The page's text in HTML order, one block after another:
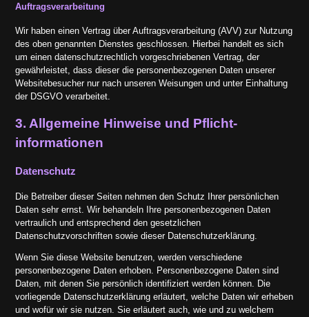
Auftragsverarbeitung
Wir haben einen Vertrag über Auftragsverarbeitung (AVV) zur Nutzung
des oben genannten Dienstes geschlossen. Hierbei handelt es sich
um einen datenschutzrechtlich vorgeschriebenen Vertrag, der
gewährleistet, dass dieser die personenbezogenen Daten unserer
Websitebesucher nur nach unseren Weisungen und unter Einhaltung
der DSGVO verarbeitet.
3. Allgemeine Hinweise und Pflicht­
informationen
Datenschutz
Die Betreiber dieser Seiten nehmen den Schutz Ihrer persönlichen
Daten sehr ernst. Wir behandeln Ihre personenbezogenen Daten
vertraulich und entsprechend den gesetzlichen
Datenschutzvorschriften sowie dieser Datenschutzerklärung.
Wenn Sie diese Website benutzen, werden verschiedene
personenbezogene Daten erhoben. Personenbezogene Daten sind
Daten, mit denen Sie persönlich identifiziert werden können. Die
vorliegende Datenschutzerklärung erläutert, welche Daten wir erheben
und wofür wir sie nutzen. Sie erläutert auch, wie und zu welchem